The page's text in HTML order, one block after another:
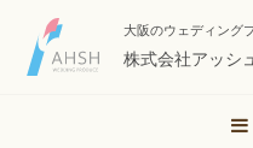
大阪のウェディング
株式会社アッシュ